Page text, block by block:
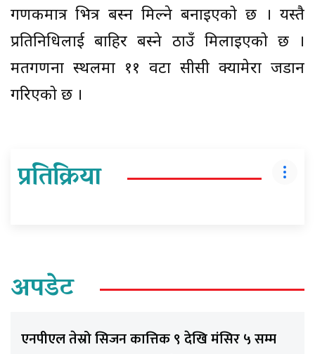
गणकमात्र भित्र बस्न मिल्ने बनाइएको छ । यस्तै
प्रतिनिधिलाई बाहिर बस्ने ठाउँ मिलाइएको छ ।
मतगणना स्थलमा ११ वटा सीसी क्यामेरा जडान
गरिएको छ ।
प्रतिक्रिया
अपडेट
एनपीएल तेस्रो सिजन कात्तिक ९ देखि मंसिर ५ सम्म